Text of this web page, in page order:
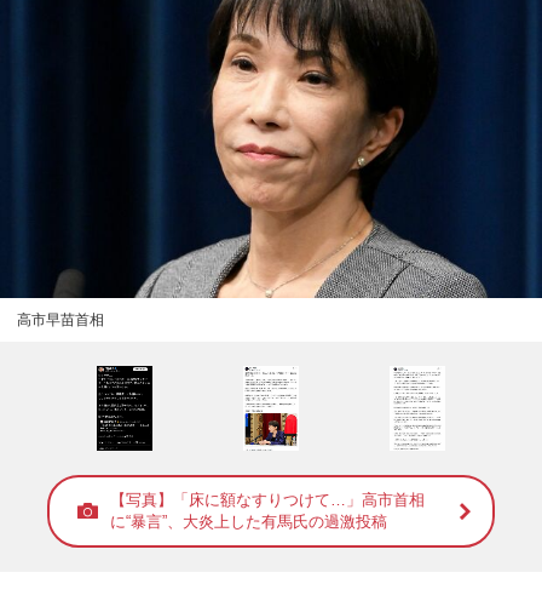
高市早苗首相
【写真】「床に額なすりつけて…」高市首相
に“暴言”、大炎上した有馬氏の過激投稿